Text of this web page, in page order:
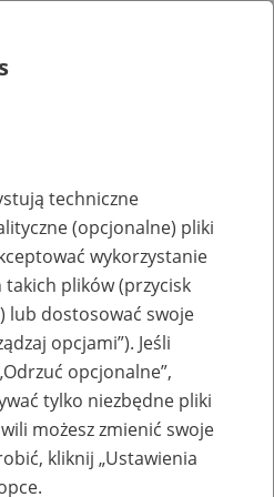
Aktywni 50+
techniczne
(opcjonalne) pliki
wykorzystanie
takich plików (przycisk
lub dostosować swoje
opcjami”). Jeśli
opcjonalne”,
tylko niezbędne pliki
możesz zmienić swoje
kliknij „Ustawienia